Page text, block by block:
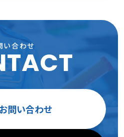
い合わせ
問い合わせ